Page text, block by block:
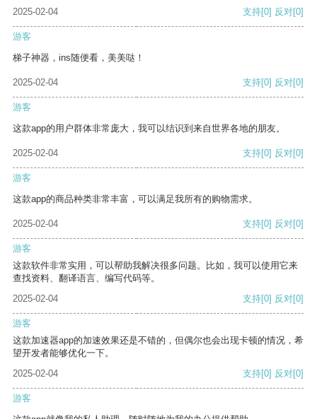
2025-02-04
支持[0] 反对[0]
游客
梯子神器，ins随便看，美美哒！
2025-02-04 支持[0] 反对[0]
游客
这款app的用户群体非常庞大，我可以结识到来自世界各地的朋友。
2025-02-04 支持[0] 反对[0]
游客
这款app的商品种类非常丰富，可以满足我所有的购物需求。
2025-02-04 支持[0] 反对[0]
游客
这款软件非常实用，可以帮助我解决很多问题。比如，我可以使用它来
查找资料、翻译语言、编写代码等。
2025-02-04
支持[0] 反对[0]
游客
这款加速器app的加速效果还是不错的，但偶尔也会出现卡顿的情况，希
望开发者能够优化一下。
2025-02-04
支持[0] 反对[0]
游客